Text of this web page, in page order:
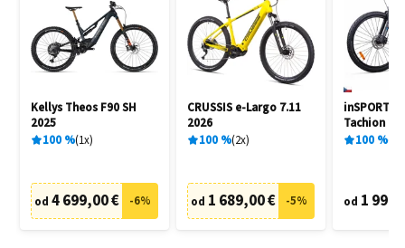
Kellys Theos F90 SH
2025
100% 1x
od 4 699,00 € -6%
CRUSSIS e-Largo 7.11
2026
100% 2x
od 1 689,00 € -5%
Tachion
100%
od 1